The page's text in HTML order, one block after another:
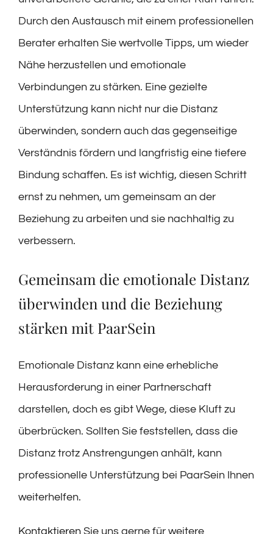
Durch den Austausch mit einem professionellen
Berater erhalten Sie wertvolle Tipps, um wieder
Nähe herzustellen und emotionale
Verbindungen zu stärken. Eine gezielte
Unterstützung kann nicht nur die Distanz
überwinden, sondern auch das gegenseitige
Verständnis fördern und langfristig eine tiefere
Bindung schaffen. Es ist wichtig, diesen Schritt
ernst zu nehmen, um gemeinsam an der
Beziehung zu arbeiten und sie nachhaltig zu
verbessern.
Gemeinsam die emotionale Distanz
überwinden und die Beziehung
stärken mit PaarSein
Emotionale Distanz kann eine erhebliche
Herausforderung in einer Partnerschaft
darstellen, doch es gibt Wege, diese Kluft zu
überbrücken. Sollten Sie feststellen, dass die
Distanz trotz Anstrengungen anhält, kann
professionelle Unterstützung bei PaarSein Ihnen
weiterhelfen.
Kontaktieren Sie uns gerne für weitere